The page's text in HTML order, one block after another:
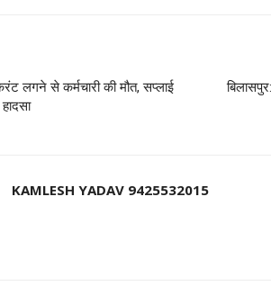
लगने से कर्मचारी की मौत, सप्लाई
KAMLESH YADAV 9425532015